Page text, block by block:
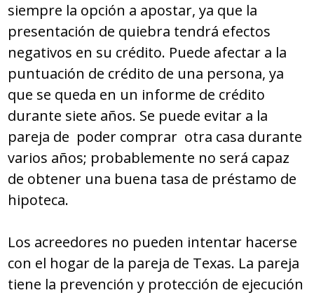
siempre la opción a apostar, ya que la
presentación de quiebra tendrá efectos
negativos en su crédito. Puede afectar a la
puntuación de crédito de una persona, ya
que se queda en un informe de crédito
durante siete años. Se puede evitar a la
pareja de poder comprar otra casa durante
varios años; probablemente no será capaz
de obtener una buena tasa de préstamo de
hipoteca.
Los acreedores no pueden intentar hacerse
con el hogar de la pareja de Texas. La pareja
tiene la prevención y protección de ejecución